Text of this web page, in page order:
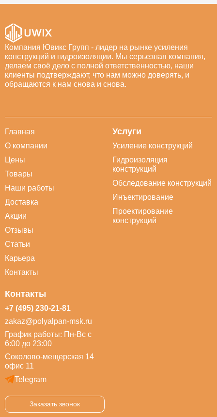
Компания Ювикс Групп - лидер на рынке усиления
конструкций и гидроизоляции. Мы серьезная компания,
делаем своё дело с полной ответственностью, наши
клиенты подтверждают, что нам можно доверять, и
обращаются к нам снова и снова.
Главная
О компании
Цены
Товары
Наши работы
Доставка
Акции
Отзывы
Статьи
Карьера
Контакты
Услуги
Усиление конструкций
Гидроизоляция
конструкций
Обследование конструкций
Инъектирование
Проектирование
конструкций
Контакты
+7 (495) 230-21-81
zakaz@polyalpan-msk.ru
График работы: Пн-Вс с
6:00 до 23:00
Соколово-мещерская 14
офис 11
Telegram
Заказать звонок